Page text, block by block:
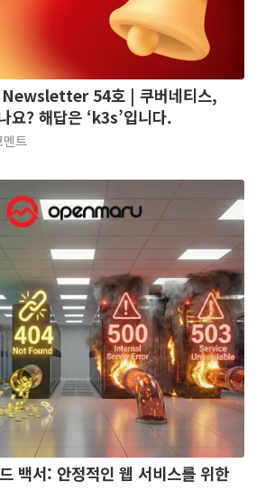
54호 | 쿠버네티스,
요? 해답은 ‘k3s’입니다.
트
백서: 안정적인 웹 서비스를 위한